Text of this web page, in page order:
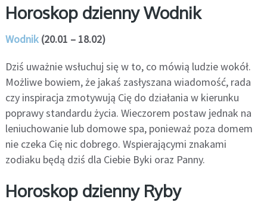
Horoskop dzienny Wodnik
Wodnik(20.01 – 18.02)
Dziś uważnie wsłuchuj się w to, co mówią ludzie wokół.
Możliwe bowiem, że jakaś zasłyszana wiadomość, rada
czy inspiracja zmotywują Cię do działania w kierunku
poprawy standardu życia. Wieczorem postaw jednak na
leniuchowanie lub domowe spa, ponieważ poza domem
nie czeka Cię nic dobrego. Wspierającymi znakami
zodiaku będą dziś dla Ciebie Byki oraz Panny.
Horoskop dzienny Ryby